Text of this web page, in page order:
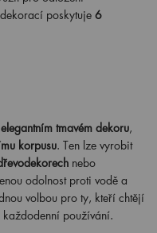
poskytuje 6
elegantním tmavém dekoru,
korpusu. Ten lze vyrobit
nebo
odolnost proti vodě a
volbou pro ty, kteří chtějí
používání.